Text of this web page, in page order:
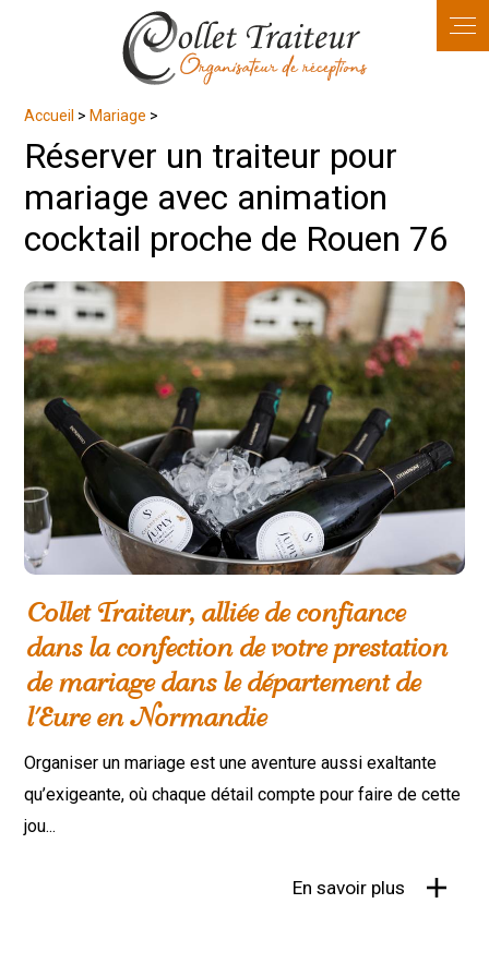
Accueil > Mariage >
Réserver un traiteur pour
mariage avec animation
cocktail proche de Rouen 76
Collet Traiteur, alliée de confiance
dans la confection de votre prestation
de mariage dans le département de
l'Eure en Normandie
Organiser un mariage est une aventure aussi exaltante
qu’exigeante, où chaque détail compte pour faire de cette
jou...
En savoir plus
Panneau de gestion des cookies